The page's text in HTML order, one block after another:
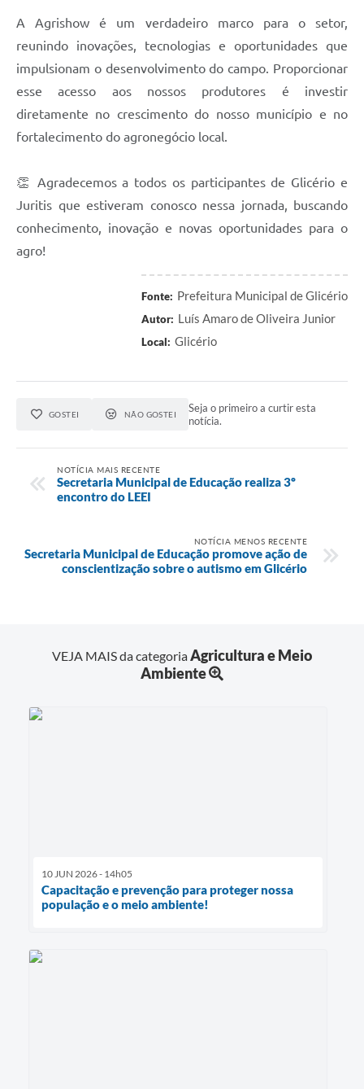
A Agrishow é um verdadeiro marco para o setor,
reunindo inovações, tecnologias e oportunidades que
impulsionam o desenvolvimento do campo. Proporcionar
esse acesso aos nossos produtores é investir
diretamente no crescimento do nosso município e no
fortalecimento do agronegócio local.
👏 Agradecemos a todos os participantes de Glicério e
Juritis que estiveram conosco nessa jornada, buscando
conhecimento, inovação e novas oportunidades para o
agro!
Fonte: Prefeitura Municipal de Glicério
Autor: Luís Amaro de Oliveira Junior
Local: Glicério
GOSTEI NÃO GOSTEI
Seja o primeiro a curtir esta
notícia.
NOTÍCIA MAIS RECENTE
Secretaria Municipal de Educação realiza 3º
encontro do LEEI
NOTÍCIA MENOS RECENTE
Secretaria Municipal de Educação promove ação de
conscientização sobre o autismo em Glicério
VEJA MAIS da categoriaAgricultura e Meio
Ambiente
10 JUN 2026 - 14h05
Capacitação e prevenção para proteger nossa
população e o meio ambiente!